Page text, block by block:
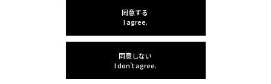
同意する
I agree.
同意しない
I don't agree.
(C) 2026 Ehime University.